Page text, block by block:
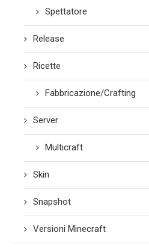
Spettatore
Release
Ricette
Fabbricazione/Crafting
Server
Multicraft
Skin
Snapshot
Versioni Minecraft